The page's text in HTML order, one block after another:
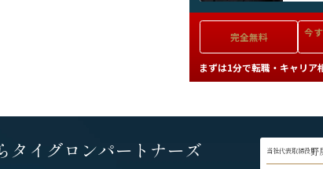
完全無料 今
まずは1分で転職・キャリア
タイグロンパートナーズ 当社代表取締役野